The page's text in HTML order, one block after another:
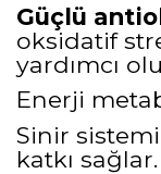
Güçlü
oksidatif
yardımcı
Enerji
Sinir sistemi
katkı sağlar.